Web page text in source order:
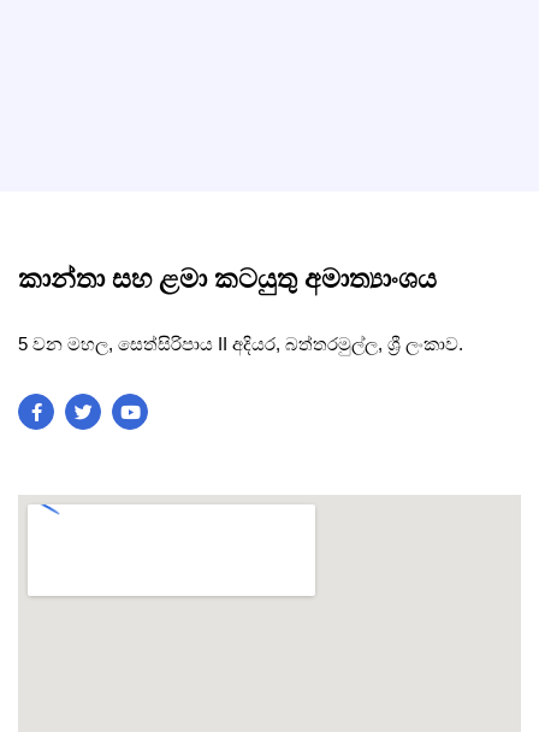
කාන්තා සහ ළමා කටයුතු අමාත්‍යාංශය
5 වන මහල, සෙත්සිරිපාය II අදියර, බත්තරමුල්ල, ශ්‍රී ලංකාව.